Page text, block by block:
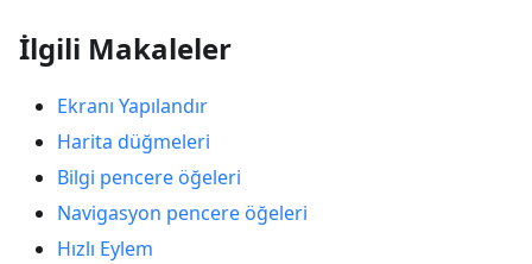
İlgili Makaleler
Ekranı Yapılandır
Harita düğmeleri
Bilgi pencere öğeleri
Navigasyon pencere öğeleri
Hızlı Eylem